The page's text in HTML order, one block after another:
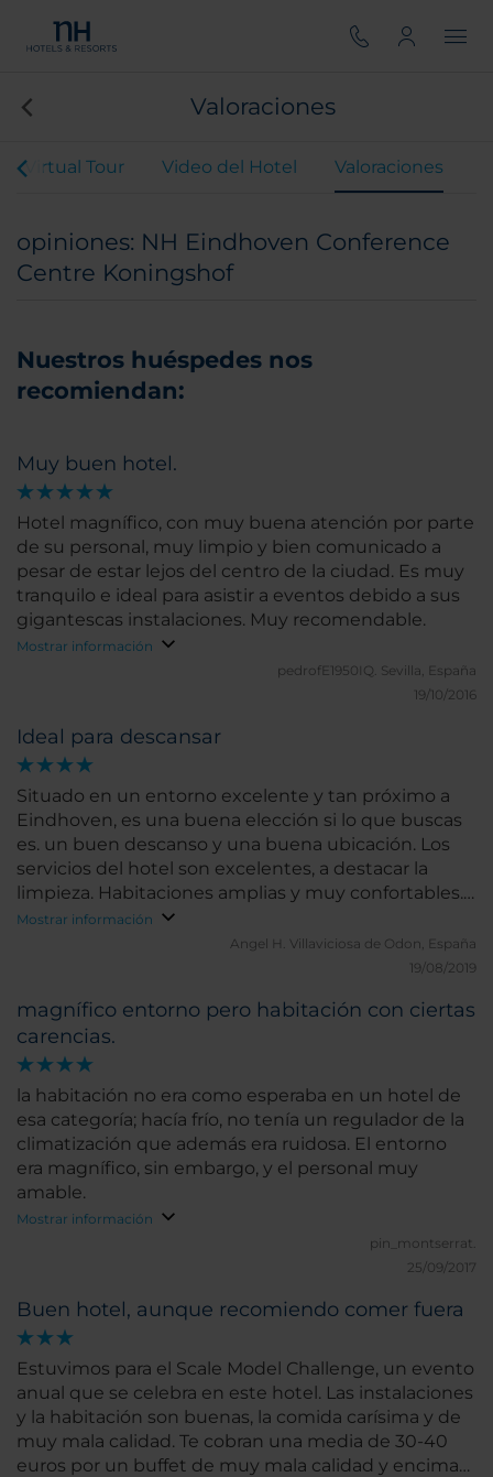
Valoraciones
Virtual Tour Video del Hotel Valoraciones
opiniones: NH Eindhoven Conference
Centre Koningshof
Nuestros huéspedes nos
recomiendan:
Muy buen hotel.
Hotel magnífico, con muy buena atención por parte
de su personal, muy limpio y bien comunicado a
pesar de estar lejos del centro de la ciudad. Es muy
tranquilo e ideal para asistir a eventos debido a sus
gigantescas instalaciones. Muy recomendable.
Mostrar información
pedrofE1950IQ. Sevilla, España
19/10/2016
Ideal para descansar
Situado en un entorno excelente y tan próximo a
Eindhoven, es una buena elección si lo que buscas
es. un buen descanso y una buena ubicación. Los
servicios del hotel son excelentes, a destacar la
limpieza. Habitaciones amplias y muy confortables.
También destacar la amplia oferta de
ocio/entretenimiento y deporte.
Mostrar información
Angel H. Villaviciosa de Odon, España
19/08/2019
magnífico entorno pero habitación con ciertas
carencias.
la habitación no era como esperaba en un hotel de
esa categoría; hacía frío, no tenía un regulador de la
climatización que además era ruidosa. El entorno
era magnífico, sin embargo, y el personal muy
amable.
Mostrar información
pin_montserrat.
25/09/2017
Buen hotel, aunque recomiendo comer fuera
Estuvimos para el Scale Model Challenge, un evento
anual que se celebra en este hotel. Las instalaciones
y la habitación son buenas, la comida carísima y de
muy mala calidad. Te cobran una media de 30-40
euros por un buffet de muy mala calidad y encima